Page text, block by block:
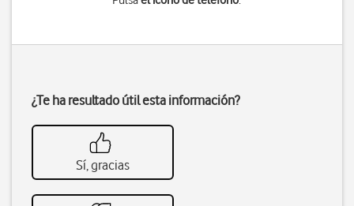
¿Te ha resultado útil esta información?
Sí, gracias